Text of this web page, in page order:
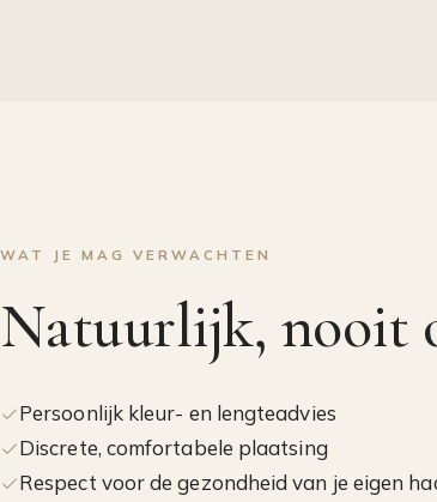
WAT JE MAG VERWACHTEN
Natuurlijk, nooit
Persoonlijk kleur- en lengteadvies
Discrete, comfortabele plaatsing
Respect voor de gezondheid van je eigen